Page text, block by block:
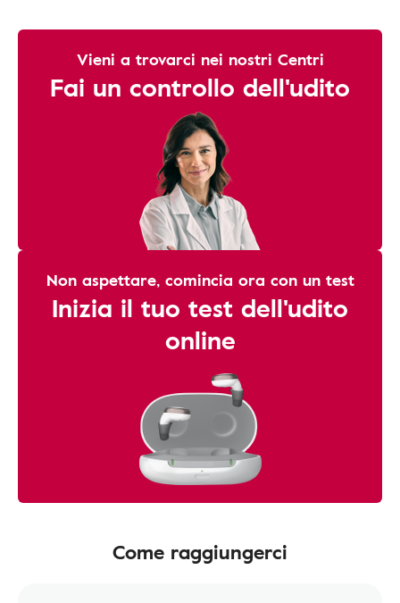
Vieni a trovarci nei nostri Centri
Fai un controllo dell'udito
Non aspettare, comincia ora con un test
Inizia il tuo test dell'udito
online
Come raggiungerci